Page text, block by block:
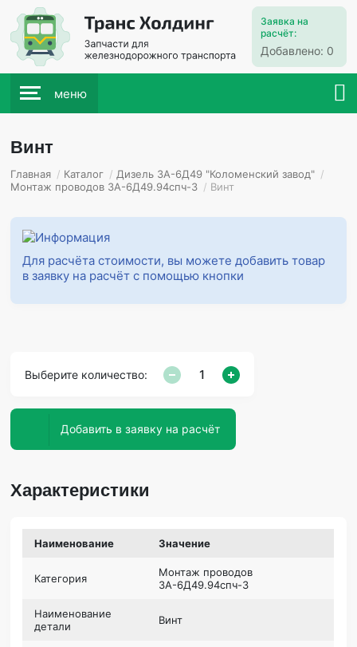
Заявка на
расчёт:
Добавлено: 0
меню
Винт
Главная / Каталог / Дизель 3А-6Д49 "Коломенский завод" /
Монтаж проводов 3А-6Д49.94спч-3 / Винт
Для расчёта стоимости, вы можете добавить товар
в заявку на расчёт с помощью кнопки
Выберите количество:
Добавить в заявку на расчёт
Характеристики
Наименование Значение
Категория
Монтаж проводов
3А-6Д49.94спч-3
Наименование
детали
Винт